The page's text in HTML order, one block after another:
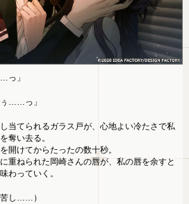
っ」
……っ」
当てられるガラス戸が、心地よい冷たさで私
奪い去る。
開けてからたったの数十秒。
重ねられた岡崎さんの唇が、私の唇を余すと
わっていく。
し……）